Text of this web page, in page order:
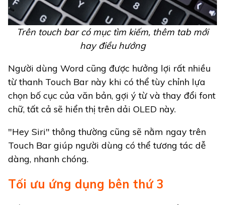
Trên touch bar có mục tìm kiếm, thêm tab mới
hay điều hướng
Người dùng Word cũng được hưởng lợi rất nhiều
từ thanh Touch Bar này khi có thể tùy chỉnh lựa
chọn bố cục của văn bản, gợi ý từ và thay đổi font
chữ, tất cả sẽ hiển thị trên dải OLED này.
"Hey Siri" thông thường cũng sẽ nằm ngay trên
Touch Bar giúp người dùng có thể tương tác dễ
dàng, nhanh chóng.
Tối ưu ứng dụng bên thứ 3